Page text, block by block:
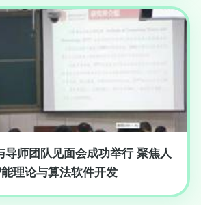
导师团队见面会成功举行 聚焦人
理论与算法软件开发